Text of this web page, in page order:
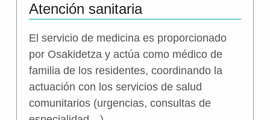
Atención sanitaria
El servicio de medicina es proporcionado
por Osakidetza y actúa como médico de
familia de los residentes, coordinando la
actuación con los servicios de salud
comunitarios (urgencias, consultas de